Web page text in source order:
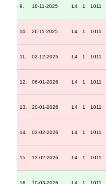
9. 18-11-2025 L4 1 1011
10. 26-11-2025 L4 1 1011
11. 02-12-2025 L4 1 1011
12. 06-01-2026 L4 1 1011
13. 20-01-2026 L4 1 1011
14. 03-02-2026 L4 1 1011
15. 13-02-2026 L4 1 1011
16. 10-03-2026 L4 1 1011